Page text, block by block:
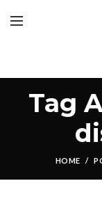
Tag
HOME